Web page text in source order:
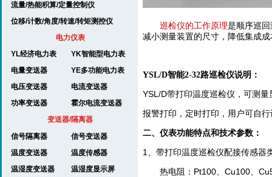
流量/热能积算/定量控制仪
位移/计数/角度/转速/转矩测控仪
电力仪表
YL经济电力表
YK智能型电力表
电量变送器
YE多功能电力表
电压变送器
电流变送器
功率变送器
霍尔电流变送器
变送器/隔离器
信号隔离器
信号变送器
温度变送器
温度传感器
温湿度变送器
温湿度显示屏
巡检仪的工作原理是顺序巡
减小测量装置的尺寸，降低集成成
YSL/D智能2-32路巡检仪说明：
YSL/D带打印温度巡检仪，可测
报警打印，定时打印，用户可自
二、仪表功能特点和技术参数：
1、带打印温度巡检仪配接传感器
热电阻：Pt100、Cu100、